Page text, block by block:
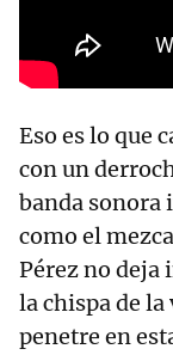
Eso es lo que
con un
banda sonora
como el
Pérez no deja
la chispa de
penetre en